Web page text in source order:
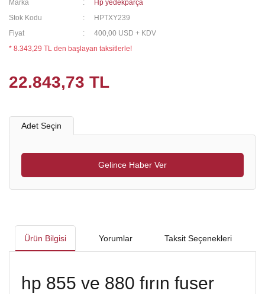
Marka
Hp yedekparça
Stok Kodu
HPTXY239
Fiyat
400,00 USD + KDV
* 8.343,29 TL den başlayan taksitlerle!
22.843,73 TL
Adet Seçin
Gelince Haber Ver
Ürün Bilgisi Yorumlar Taksit Seçenekleri
hp 855 ve 880 fırın fuser